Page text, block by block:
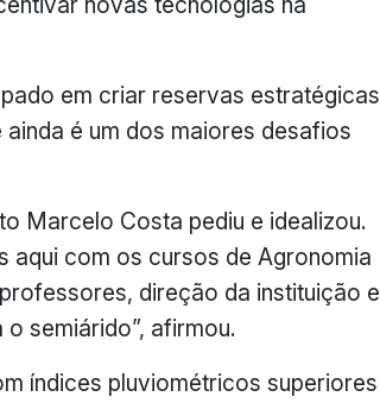
em criar reservas estratégicas
é um dos maiores desafios
Marcelo Costa pediu e idealizou.
aqui com os cursos de Agronomia
direção da instituição e
semiárido”, afirmou.
índices pluviométricos superiores